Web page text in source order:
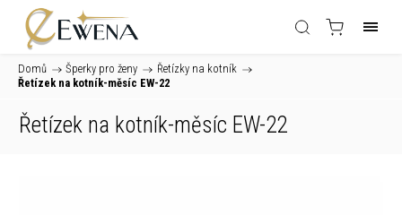
Domů / Šperky pro ženy / Řetízky na kotník /
Řetízek na kotník-měsíc EW-22
Řetízek na kotník-měsíc EW-22